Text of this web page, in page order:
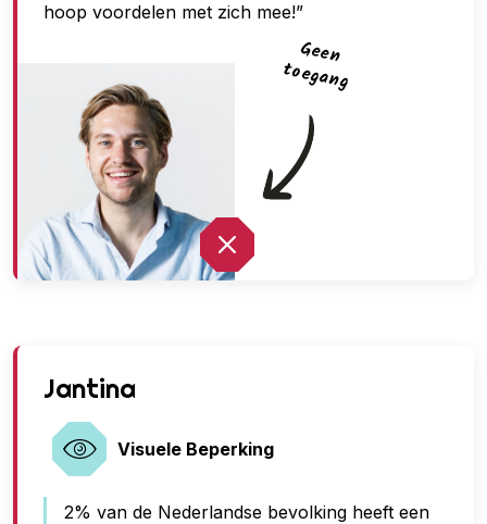
hoop voordelen met zich mee!”
G
een
toegan
g
G
e
Jantina
Visuele Beperking
2% van de Nederlandse bevolking heeft een